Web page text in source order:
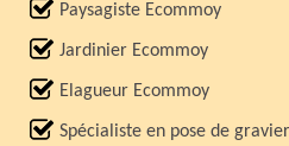
Paysagiste Ecommoy
Jardinier Ecommoy
Elagueur Ecommoy
Spécialiste en pose de